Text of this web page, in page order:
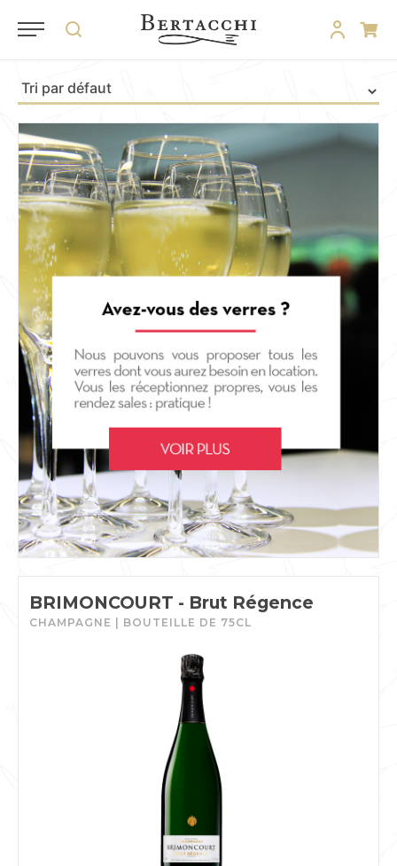
BRIMONCOURT - Brut Régence
CHAMPAGNE | BOUTEILLE DE 75CL